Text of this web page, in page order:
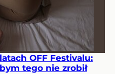
OFF Festivalu:
tego nie zrobił